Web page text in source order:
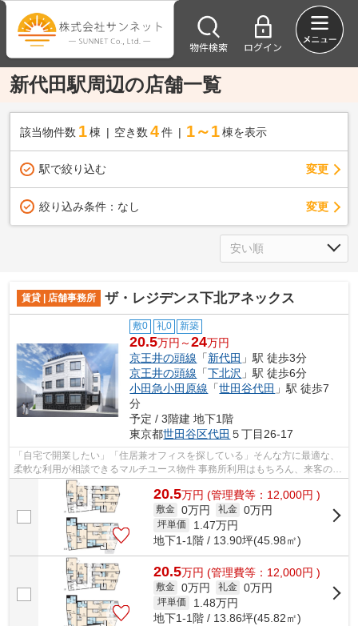
物件検索 ログイン
新代田駅周辺の店舗一覧
該当物件数 1棟 空き数 4 件 1～1 棟を表示
駅で絞り込む 変更
絞り込み条件： なし 変更
賃貸 | 店舗事務所 ザ・レジデンス下北アネックス
敷0 礼0 新築
20.5万円～24万円
京王井の頭線 「新代田 」駅 徒歩3分
京王井の頭線 「下北沢 」駅 徒歩6分
小田急小田原線 「世田谷代田 」駅 徒歩7
分
予定 / 3階建 地下1階
東京都世田谷区代田 ５丁目26-17
「自宅で開業したい」「住居兼オフィスを探している」そんな方に最適な、
柔軟な利用が相談できるマルチユース物件 事務所利用はもちろん、来客のあ
るネイルサロンなどプライベートサ...
20.5万円 (管理費等：12,000円 )
敷金 0万円 礼金 0万円
坪単価 1.47万円
地下1-1階 / 13.90坪(45.98㎡)
20.5万円 (管理費等：12,000円 )
敷金 0万円 礼金 0万円
坪単価 1.48万円
地下1-1階 / 13.86坪(45.82㎡)